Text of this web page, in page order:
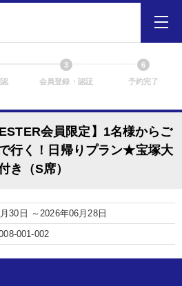
3
会員登録・認証
6
予約完了
会員限定】1名様からご
行く！日帰りプラン★宝塚大
き（S席）
30日 ～2026年06月28日
001-002